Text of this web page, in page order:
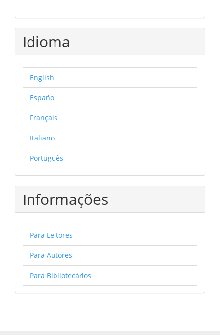
Idioma
English
Español
Français
Italiano
Português
Informações
Para Leitores
Para Autores
Para Bibliotecários